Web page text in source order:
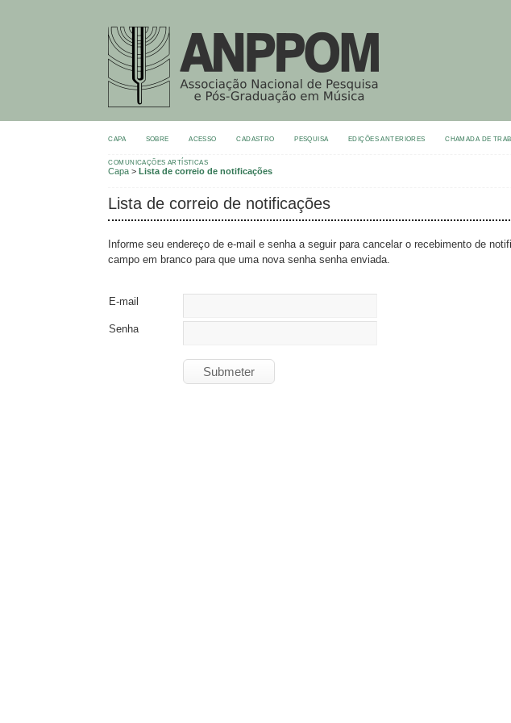
CAPA SOBRE ACESSO CADASTRO PESQUISA EDIÇÕES ANTERIORES CHAMADA DE
COMUNICAÇÕES ARTÍSTICAS
Capa >Lista de correio de notificações
Lista de correio de notificações
Informe seu endereço de e-mail e senha a seguir para cancelar o recebimento de
campo em branco para que uma nova senha senha enviada.
E-mail
Senha